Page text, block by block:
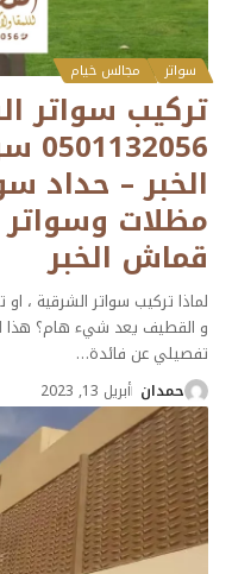
سواتر مجالس خيام
تركيب سواتر
الخبر – حداد
مظلات وسواتر
قماش الخبر
لماذا تركيب سواتر الشرقية ،
و القطيف يعد شيء هام؟ هذا
تفصيلي عن فائدة…
حمدان أبريل 13, 2023